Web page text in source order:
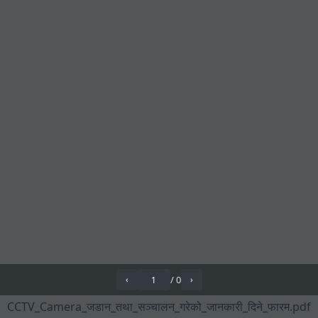
‹ /0 ›
CCTV_Camera_जडान_तथा_सञ्चालन_गरेको_जानकारी_दिने_फारम.pdf